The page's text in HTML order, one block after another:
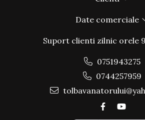
Date comerciale
Suport clienti zilnic orele
0751943275
0744257959